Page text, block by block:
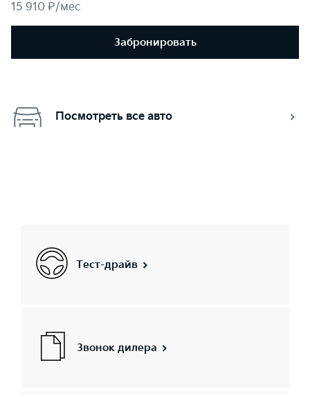
15 910 ₽/мес
Забронировать
Посмотреть все авто
Тест-драйв
Звонок дилера